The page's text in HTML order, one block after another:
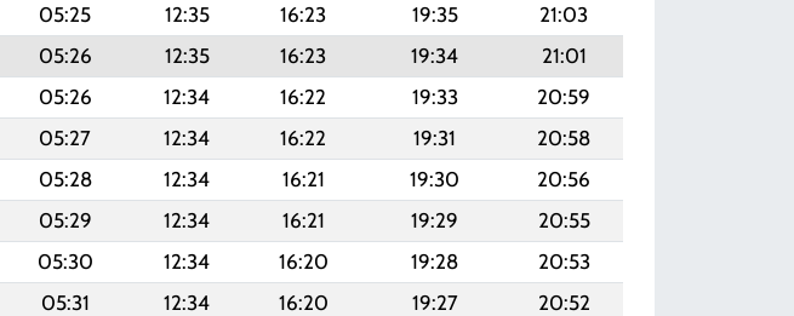
05:25 12:35 16:23 19:35
21:03
05:26 12:35 16:23 19:34
21:01
05:26 12:34 16:22 19:33
20:59
05:27 12:34 16:22 19:31
20:58
05:28 12:34 16:21 19:30
20:56
05:29 12:34 16:21 19:29
20:55
05:30 12:34 16:20 19:28
20:53
05:31 12:34 16:20 19:27
20:52